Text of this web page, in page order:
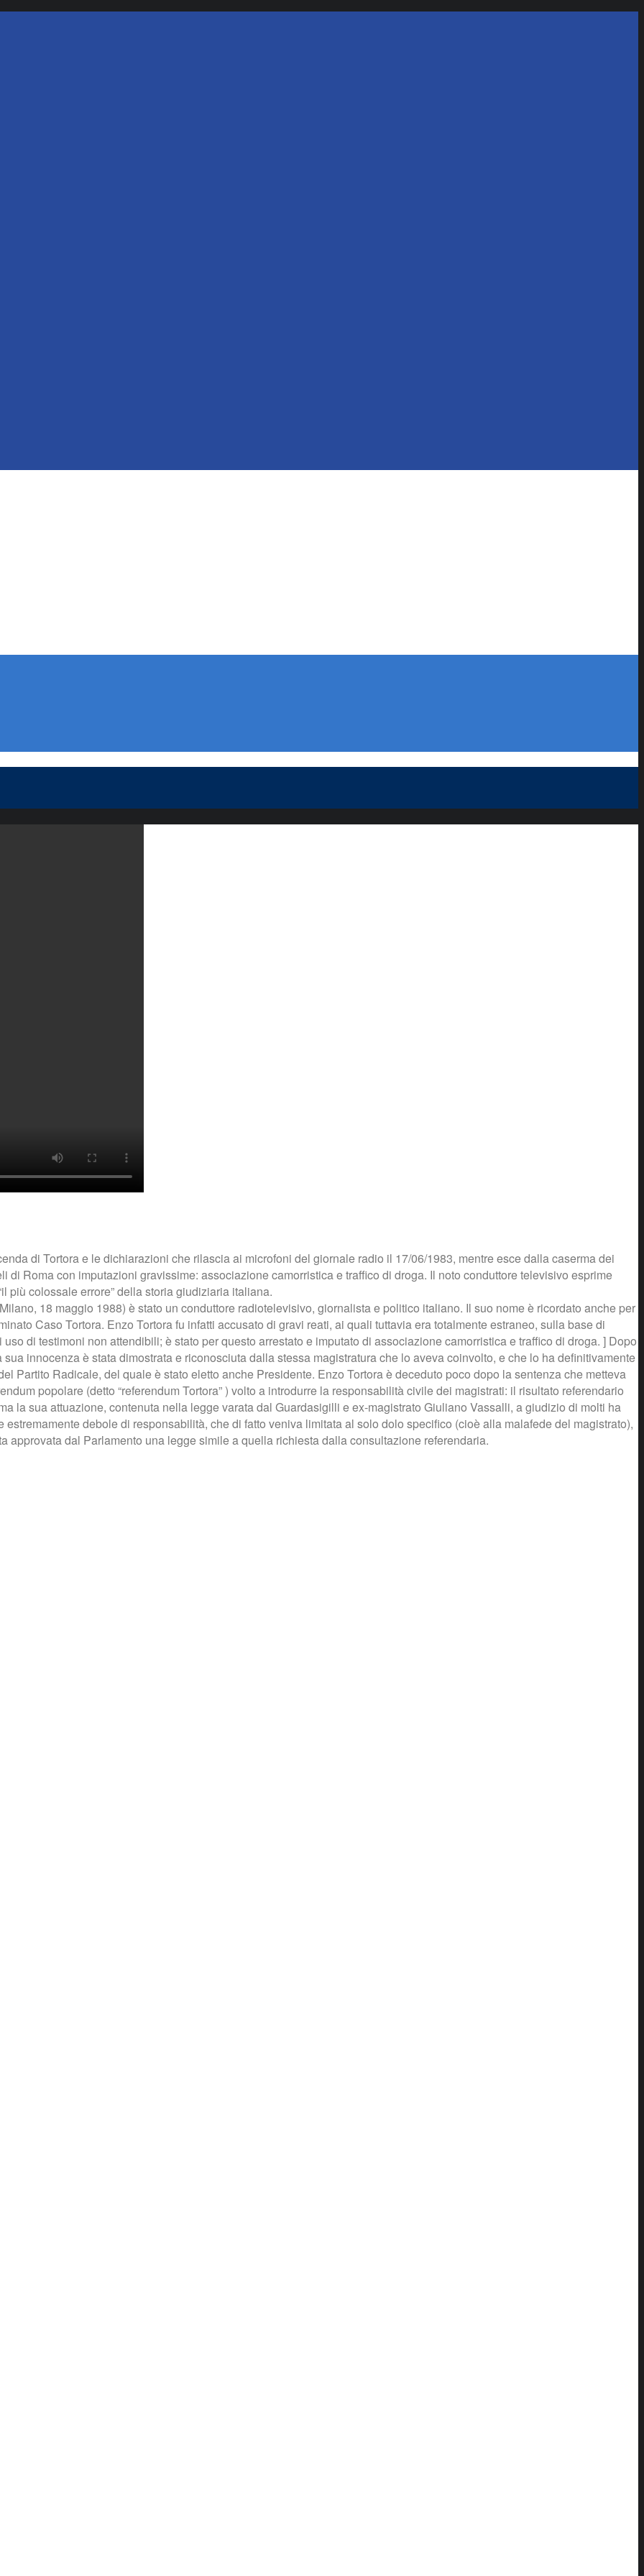
di Tortora e le dichiarazioni che rilascia ai microfoni del giornale radio il 17/06/1983, mentre esce dalla caserma dei
Roma con imputazioni gravissime: associazione camorristica e traffico di droga. Il noto conduttore televisivo esprime
più colossale errore” della storia giudiziaria italiana.
18 maggio 1988) è stato un conduttore radiotelevisivo, giornalista e politico italiano. Il suo nome è ricordato anche per
Caso Tortora. Enzo Tortora fu infatti accusato di gravi reati, ai quali tuttavia era totalmente estraneo, sulla base di
di testimoni non attendibili; è stato per questo arrestato e imputato di associazione camorristica e traffico di droga. ] Dopo
innocenza è stata dimostrata e riconosciuta dalla stessa magistratura che lo aveva coinvolto, e che lo ha definitivamente
Partito Radicale, del quale è stato eletto anche Presidente. Enzo Tortora è deceduto poco dopo la sentenza che metteva
popolare (detto “referendum Tortora” ) volto a introdurre la responsabilità civile dei magistrati: il risultato referendario
la sua attuazione, contenuta nella legge varata dal Guardasigilli e ex-magistrato Giuliano Vassalli, a giudizio di molti ha
debole di responsabilità, che di fatto veniva limitata al solo dolo specifico (cioè alla malafede del magistrato),
approvata dal Parlamento una legge simile a quella richiesta dalla consultazione referendaria.